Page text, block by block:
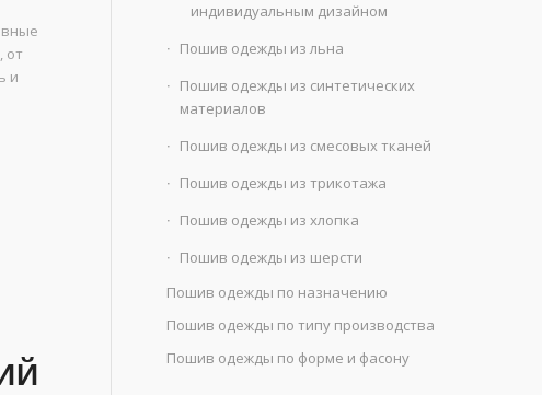
от
и
индивидуальным дизайном
Пошив одежды из льна
Пошив одежды из синтетических
материалов
Пошив одежды из смесовых тканей
Пошив одежды из трикотажа
Пошив одежды из хлопка
Пошив одежды из шерсти
Пошив одежды по назначению
Пошив одежды по типу производства
Пошив одежды по форме и фасону